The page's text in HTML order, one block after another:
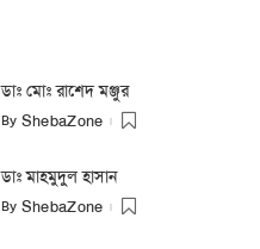
ডাঃ মোঃ রাশেদ মঞ্জুর
By ShebaZone
ডাঃ মাহমুদুল হাসান
By ShebaZone